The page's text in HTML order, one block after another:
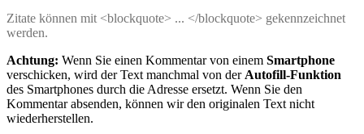
Zitate können mit <blockquote> ... </blockquote> gekennzeichnet
werden.
Achtung: Wenn Sie einen Kommentar von einem Smartphone
verschicken, wird der Text manchmal von der Autofill-Funktion
des Smartphones durch die Adresse ersetzt. Wenn Sie den
Kommentar absenden, können wir den originalen Text nicht
wiederherstellen.